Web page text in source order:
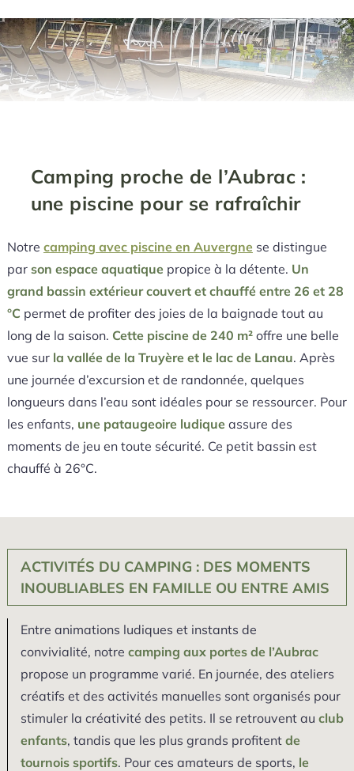
Camping proche de l’Aubrac :
une piscine pour se rafraîchir
Notre camping avec piscine en Auvergne se distingue
par son espace aquatique propice à la détente. Un
grand bassin extérieur couvert et chauffé entre 26 et 28
°C permet de profiter des joies de la baignade tout au
long de la saison. Cette piscine de 240 m²offre une belle
vue sur la vallée de la Truyère et le lac de Lanau. Après
une journée d’excursion et de randonnée, quelques
longueurs dans l’eau sont idéales pour se ressourcer. Pour
les enfants, une pataugeoire ludique assure des
moments de jeu en toute sécurité. Ce petit bassin est
chauffé à 26°C.
ACTIVITÉS DU CAMPING : DES MOMENTS
INOUBLIABLES EN FAMILLE OU ENTRE AMIS
Entre animations ludiques et instants de
convivialité, notre camping aux portes de l’Aubrac
propose un programme varié. En journée, des ateliers
créatifs et des activités manuelles sont organisés pour
stimuler la créativité des petits. Il se retrouvent au club
enfants, tandis que les plus grands profitent de
tournois sportifs. Pour ces amateurs de sports, le